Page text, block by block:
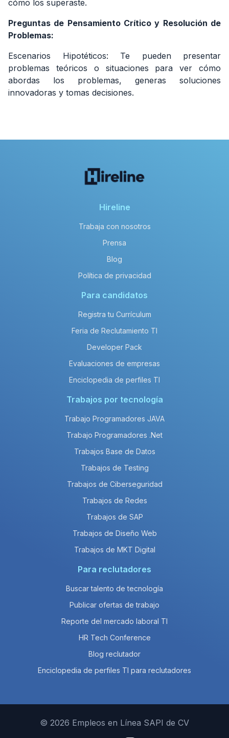
cómo los superaste.
Preguntas de Pensamiento Crítico y Resolución de
Problemas:
Escenarios Hipotéticos: Te pueden presentar
problemas teóricos o situaciones para ver cómo
abordas los problemas, generas soluciones
innovadoras y tomas decisiones.
Hireline
Trabaja con nosotros
Prensa
Blog
Política de privacidad
Para candidatos
Registra tu Currículum
Feria de Reclutamiento TI
Developer Pack
Evaluaciones de empresas
Enciclopedia de perfiles TI
Trabajos por tecnología
Trabajo Programadores JAVA
Trabajo Programadores .Net
Trabajos Base de Datos
Trabajos de Testing
Trabajos de Ciberseguridad
Trabajos de Redes
Trabajos de SAP
Trabajos de Diseño Web
Trabajos de MKT Digital
Para reclutadores
Buscar talento de tecnología
Publicar ofertas de trabajo
Reporte del mercado laboral TI
HR Tech Conference
Blog reclutador
Enciclopedia de perfiles TI para reclutadores
© 2026 Empleos en Línea SAPI de CV